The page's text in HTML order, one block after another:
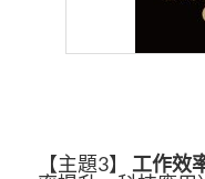
【主題3】 工作效